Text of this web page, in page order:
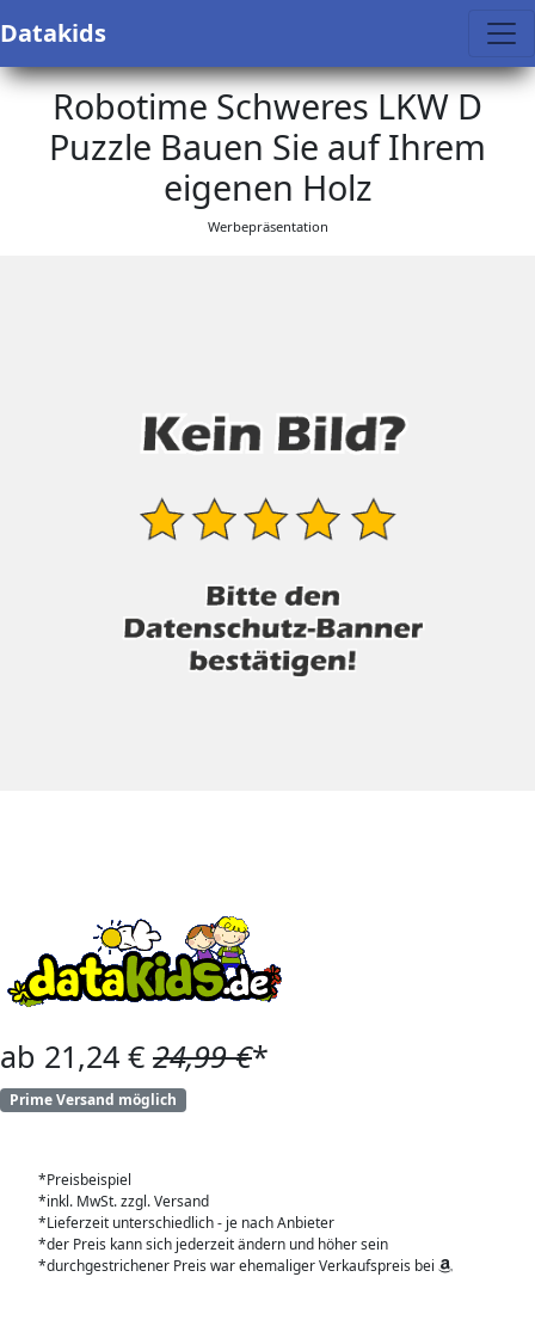
Datakids
Robotime Schweres LKW D
Puzzle Bauen Sie auf Ihrem
eigenen Holz
Werbepräsentation
ab 21,24 € 24,99 €*
Prime Versand möglich
*Preisbeispiel
*inkl. MwSt. zzgl. Versand
*Lieferzeit unterschiedlich - je nach Anbieter
*der Preis kann sich jederzeit ändern und höher sein
*durchgestrichener Preis war ehemaliger Verkaufspreis bei